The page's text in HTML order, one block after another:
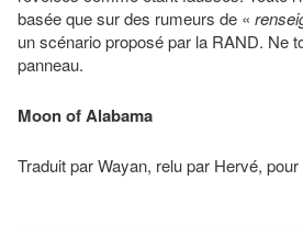
basée que sur des rumeurs de «
un scénario proposé par la RAND. Ne
panneau.
Moon of Alabama
Traduit par Wayan, relu par Hervé,